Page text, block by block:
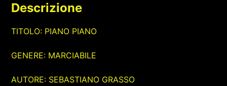
Descrizione
TITOLO: PIANO PIANO
GENERE: MARCIABILE
AUTORE: SEBASTIANO GRASSO